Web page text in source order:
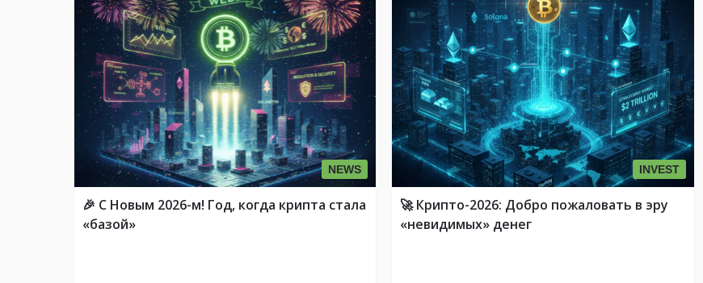
NEWS
🎉 С Новым 2026-м! Год, когда крипта стала
«базой»
INVEST
🚀 Крипто-2026: Добро пожаловать в эру
«невидимых» денег